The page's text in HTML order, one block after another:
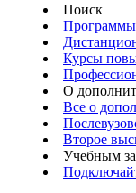
Поиск
Курсы
О
Все о
Второе
Учебным